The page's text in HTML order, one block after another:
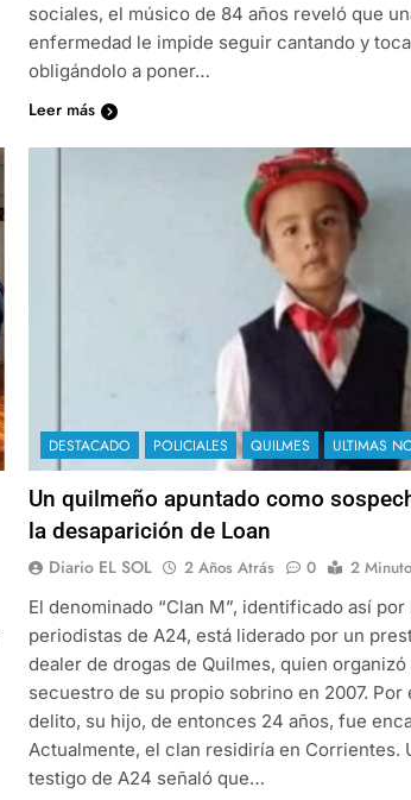
sociales, el músico de 84 años reveló que
enfermedad le impide seguir cantando y
obligándolo a poner…
Leer más
DESTACADO POLICIALES QUILMES ULTIMAS
Un quilmeño apuntado como
la desaparición de Loan
Diario EL SOL 2 Años Atrás 0
2
El denominado “Clan M”, identificado así por
periodistas de A24, está liderado por un
dealer de drogas de Quilmes, quien organizó
secuestro de su propio sobrino en 2007. Por
delito, su hijo, de entonces 24 años, fue
Actualmente, el clan residiría en Corrientes.
testigo de A24 señaló que…